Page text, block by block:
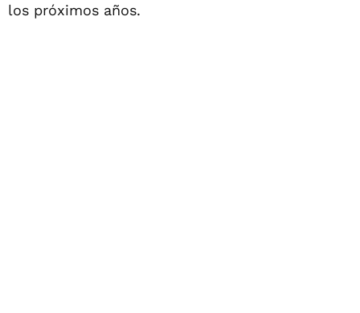
los próximos años.